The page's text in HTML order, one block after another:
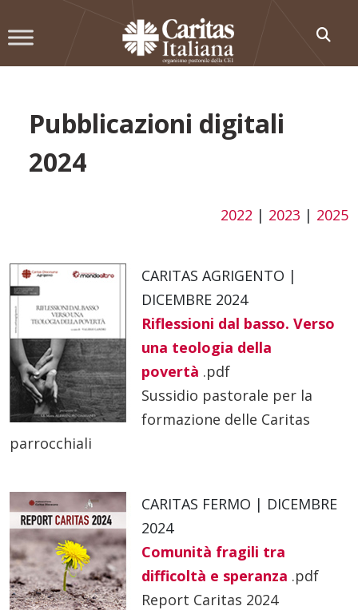
to
Pubblicazioni digitali
2024
2022 | 2023 | 2025
CARITAS AGRIGENTO |
DICEMBRE 2024
Riflessioni dal basso. Verso
una teologia della
povertà .pdf
Sussidio pastorale per la
formazione delle Caritas
parrocchiali
CARITAS FERMO | DICEMBRE
2024
Comunità fragili tra
difficoltà e speranza .pdf
Report Caritas 2024